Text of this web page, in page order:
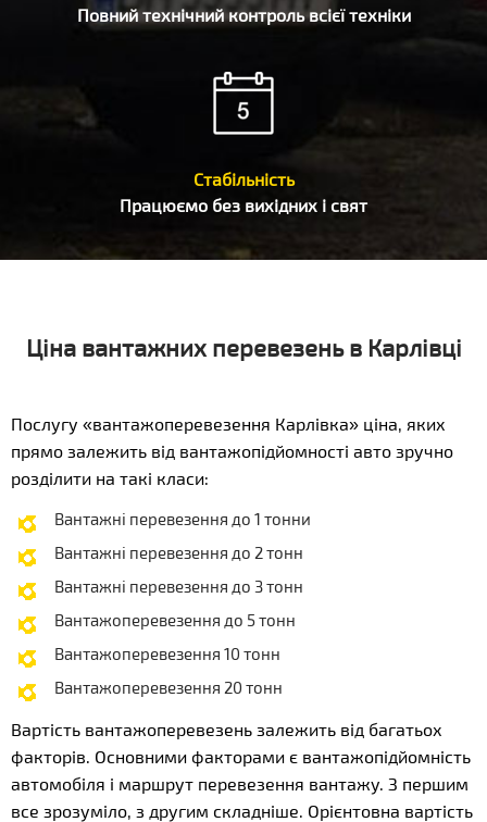
Повний технічний контроль всієї техніки
Стабільність
Працюємо без вихідних і свят
Ціна вантажних перевезень в Карлівці
Послугу «вантажоперевезення Карлівка» ціна, яких
прямо залежить від вантажопідйомності авто зручно
розділити на такі класи:
Вантажні перевезення до 1 тонни
Вантажні перевезення до 2 тонн
Вантажні перевезення до 3 тонн
Вантажоперевезення до 5 тонн
Вантажоперевезення 10 тонн
Вантажоперевезення 20 тонн
Вартість вантажоперевезень залежить від багатьох
факторів. Основними факторами є вантажопідйомність
автомобіля і маршрут перевезення вантажу. З першим
все зрозуміло, з другим складніше. Орієнтовна вартість